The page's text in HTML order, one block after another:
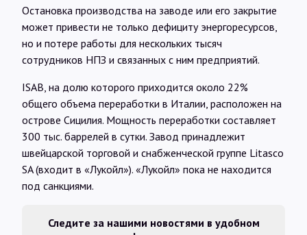
Остановка производства на заводе или его закрытие
может привести не только дефициту энергоресурсов,
но и потере работы для нескольких тысяч
сотрудников НПЗ и связанных с ним предприятий.
ISAB, на долю которого приходится около 22%
общего объема переработки в Италии, расположен на
острове Сицилия. Мощность переработки составляет
300 тыс. баррелей в сутки. Завод принадлежит
швейцарской торговой и снабженческой группе Litasco
SA (входит в «Лукойл»). «Лукойл» пока не находится
под санкциями.
Следите за нашими новостями в удобном